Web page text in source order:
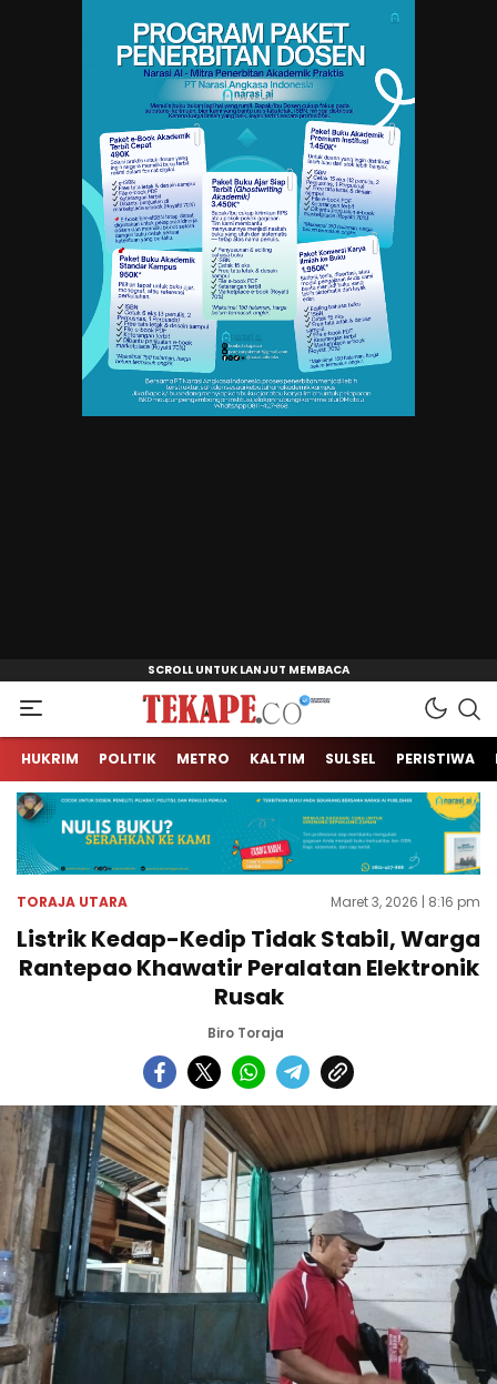
Tekape.co
Jendela Informasi Kita
HUKRIM POLITIK METRO KALTIM SULSEL PERISTIWA
TORAJA UTARA Maret 3, 2026 | 8:16 pm
Listrik Kedap-Kedip Tidak Stabil, Warga
Rantepao Khawatir Peralatan Elektronik
Rusak
Biro Toraja